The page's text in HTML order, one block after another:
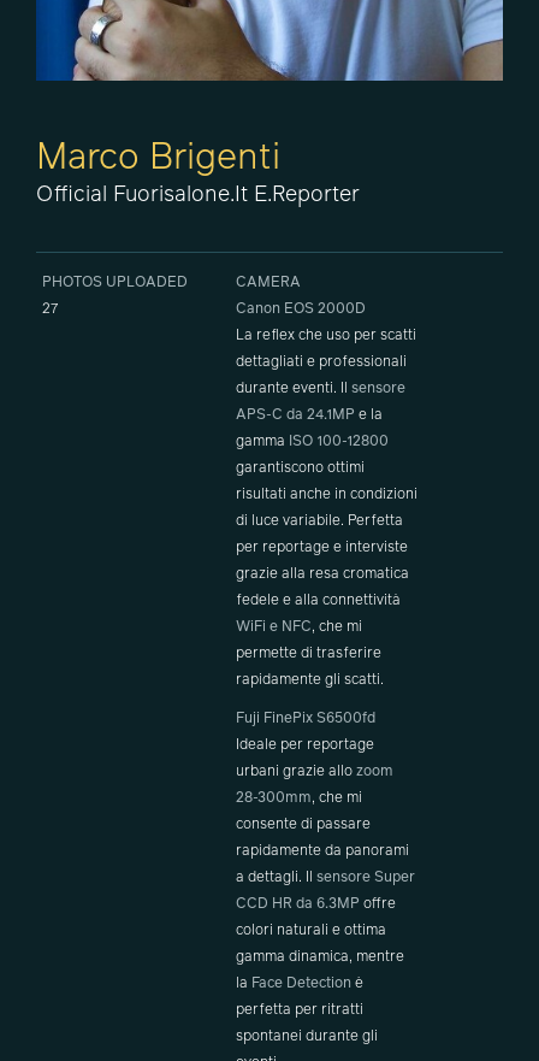
Marco Brigenti
Official Fuorisalone.it E.Reporter
PHOTOS UPLOADED
27
CAMERA
Canon EOS 2000D
La reflex che uso per scatti
dettagliati e professionali
durante eventi. Il sensore
APS-C da 24.1MP e la
gamma
ISO 100-12800
garantiscono ottimi
risultati anche in condizioni
di luce variabile. Perfetta
per reportage e interviste
grazie alla resa cromatica
fedele e alla connettività
WiFi e NFC, che mi
permette di trasferire
rapidamente gli scatti.
Fuji FinePix S6500fd
Ideale per reportage
urbani grazie allo zoom
28-300mm, che mi
consente di passare
rapidamente da panorami
a dettagli. Il sensore Super
CCD HR da 6.3MP offre
colori naturali e ottima
gamma dinamica, mentre
la Face Detection è
perfetta per ritratti
spontanei durante gli